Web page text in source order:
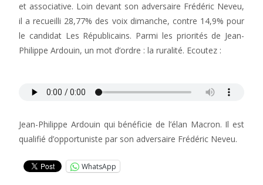
et associative. Loin devant son adversaire Frédéric Neveu,
il a recueilli 28,77% des voix dimanche, contre 14,9% pour
le candidat Les Républicains. Parmi les priorités de Jean-
Philippe Ardouin, un mot d’ordre : la ruralité. Ecoutez :
Jean-Philippe Ardouin qui bénéficie de l’élan Macron. Il est
qualifié d’opportuniste par son adversaire Frédéric Neveu.
WhatsApp